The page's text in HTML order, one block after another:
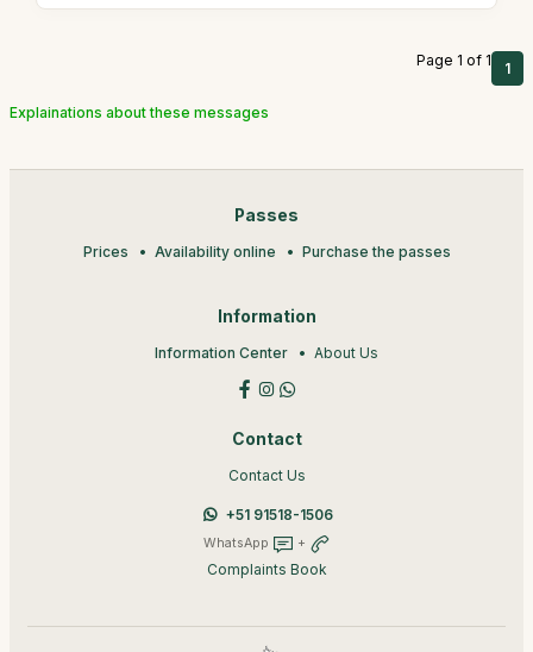
Page 1 of 1 1
Explainations about these messages
Passes
Prices Availability online Purchase the passes
Information
Information Center About Us
Contact
Contact Us
+51 91518-1506
WhatsApp +
Complaints Book